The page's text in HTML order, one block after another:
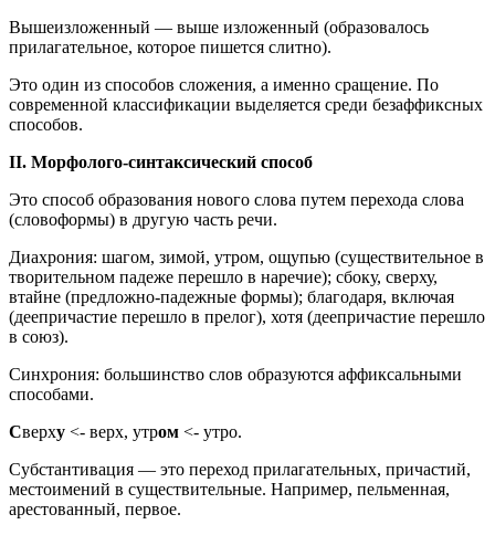
Вышеизложенный — выше изложенный (образовалось
прилагательное, которое пишется слитно).
Это один из способов сложения, а именно сращение. По
современной классификации выделяется среди безаффиксных
способов.
II. Морфолого-синтаксический способ
Это способ образования нового слова путем перехода слова
(словоформы) в другую часть речи.
Диахрония: шагом, зимой, утром, ощупью (существительное в
творительном падеже перешло в наречие); сбоку, сверху,
втайне (предложно-падежные формы); благодаря, включая
(деепричастие перешло в прелог), хотя (деепричастие перешло
в союз).
Синхрония: большинство слов образуются аффиксальными
способами.
Сверху <- верх, утром <- утро.
Субстантивация — это переход прилагательных, причастий,
местоимений в существительные. Например, пельменная,
арестованный, первое.